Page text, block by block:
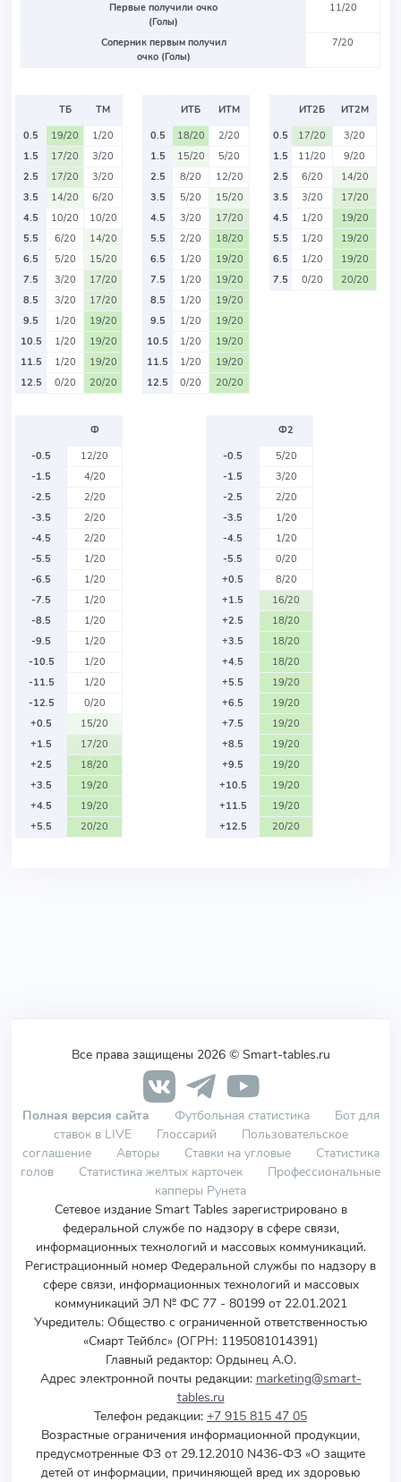
Первые получили очко
(Голы)
11/20
Соперник первым получил
очко (Голы)
7/20
ТБ
ТМ
0.5
19/20
1/20
1.5
17/20
3/20
2.5
17/20
3/20
3.5
14/20
6/20
4.5
10/20
10/20
5.5
6/20
14/20
6.5
5/20
15/20
7.5
3/20
17/20
8.5
3/20
17/20
9.5
1/20
19/20
10.5
1/20
19/20
11.5
1/20
19/20
12.5
0/20 20/20
ИТБ
ИТМ
0.5
18/20
2/20
1.5
15/20
5/20
2.5
8/20
12/20
3.5
5/20
15/20
4.5
3/20
17/20
5.5
2/20
18/20
6.5
1/20
19/20
7.5
1/20
19/20
8.5
1/20
19/20
9.5
1/20
19/20
10.5
1/20
19/20
11.5
1/20
19/20
12.5
0/20 20/20
ИТ2Б
ИТ2М
0.5
17/20
3/20
1.5
11/20
9/20
2.5
6/20
14/20
3.5
3/20
17/20
4.5
1/20
19/20
5.5
1/20
19/20
6.5
1/20
19/20
7.5
0/20 20/20
Ф
-0.5
12/20
-1.5
4/20
-2.5
2/20
-3.5
2/20
-4.5
2/20
-5.5
1/20
-6.5
1/20
-7.5
1/20
-8.5
1/20
-9.5
1/20
-10.5
1/20
-11.5
1/20
-12.5
0/20
+0.5
15/20
+1.5
17/20
+2.5
18/20
+3.5
19/20
+4.5
19/20
+5.5
20/20
Ф2
-0.5
5/20
-1.5
3/20
-2.5
2/20
-3.5
1/20
-4.5
1/20
-5.5
0/20
+0.5
8/20
+1.5
16/20
+2.5
18/20
+3.5
18/20
+4.5
18/20
+5.5
19/20
+6.5
19/20
+7.5
19/20
+8.5
19/20
+9.5
19/20
+10.5
19/20
+11.5
19/20
+12.5
20/20
Все права защищены 2026 © Smart-tables.ru
Полная версия сайта Футбольная статистика
Бот для
ставок в LIVE
Глоссарий
Пользовательское
соглашение
Авторы Ставки на угловые
Статистика
голов
Статистика желтых карточек
Профессиональные
капперы Рунета
Сетевое издание Smart Tables зарегистрировано в
федеральной службе по надзору в сфере связи,
информационных технологий и массовых коммуникаций.
Регистрационный номер Федеральной службы по надзору в
сфере связи, информационных технологий и массовых
коммуникаций ЭЛ № ФС 77 - 80199 от 22.01.2021
Учредитель: Общество с ограниченной ответственностью
«Смарт Тейблс» (ОГРН: 1195081014391)
Главный редактор: Ордынец А.О.
Адрес электронной почты редакции: marketing@smart-
tables.ru
Телефон редакции: +7 915 815 47 05
Возрастные ограничения информационной продукции,
предусмотренные ФЗ от 29.12.2010 N436-ФЗ «О защите
детей от информации, причиняющей вред их здоровью